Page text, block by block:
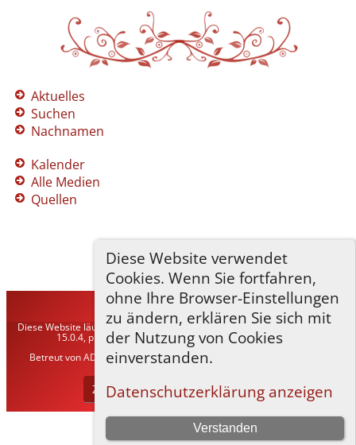
Diese Website verwendet
Cookies. Wenn Sie fortfahren,
ohne Ihre Browser-Einstellungen
zu ändern, erklären Sie sich mit
der Nutzung von Cookies
einverstanden.
Datenschutzerklärung anzeigen
Verstanden
Aktuelles
Suchen
Nachnamen
Kalender
Alle Medien
Quellen
TNG-ADLER©2026
Diese Website läuft mit The Next Generation of Genealogy Sitebuildingv.
15.0.4, programmiert von Darrin Lythgoe © 2001-2026.
Betreut vonADLER Heraldisch-Genealogische Gesellschaft, Wien
Datenschutzerklärung
Zur Desktop-Webseite wechseln